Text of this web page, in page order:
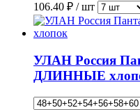
106.40 ₽ / шт
УЛАН Россия
ДЛИННЫЕ